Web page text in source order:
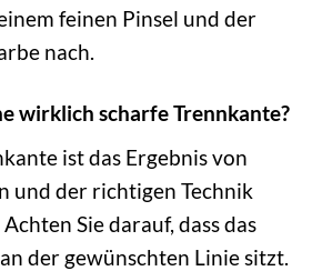
feinen Pinsel und der
nach.
wirklich scharfe Trennkante?
ist das Ergebnis von
und der richtigen Technik
Sie darauf, dass das
der gewünschten Linie sitzt.